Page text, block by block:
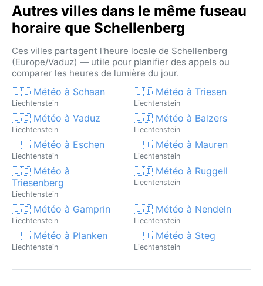
Autres villes dans le même fuseau
horaire que Schellenberg
Ces villes partagent l'heure locale de Schellenberg
(Europe/Vaduz) — utile pour planifier des appels ou
comparer les heures de lumière du jour.
🇱🇮 Météo à Schaan
Liechtenstein
🇱🇮 Météo à Triesen
Liechtenstein
🇱🇮 Météo à Vaduz
Liechtenstein
🇱🇮 Météo à Balzers
Liechtenstein
🇱🇮 Météo à Eschen
Liechtenstein
🇱🇮 Météo à Mauren
Liechtenstein
🇱🇮 Météo à
Triesenberg
Liechtenstein
🇱🇮 Météo à Ruggell
Liechtenstein
🇱🇮 Météo à Gamprin
Liechtenstein
🇱🇮 Météo à Nendeln
Liechtenstein
🇱🇮 Météo à Planken
Liechtenstein
🇱🇮 Météo à Steg
Liechtenstein